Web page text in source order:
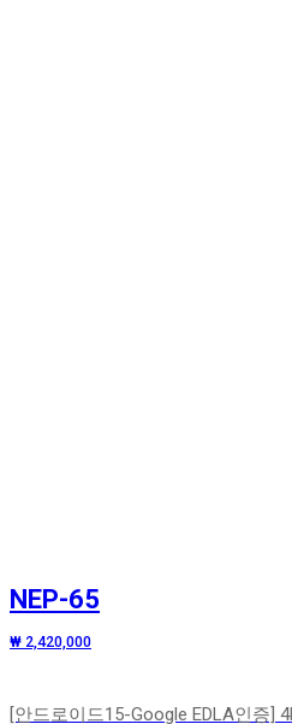
NEP-65
₩ 2,420,000
[안드로이드15-Google EDLA인증]